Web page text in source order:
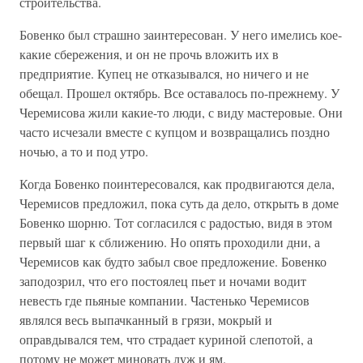
Бовенко был страшно заинтересован. У него имелись кое-
какие сбережения, и он не прочь вложить их в
предприятие. Купец не отказывался, но ничего и не
обещал. Прошел октябрь. Все оставалось по-прежнему. У
Черемисова жили какие-то люди, с виду мастеровые. Они
часто исчезали вместе с купцом и возвращались поздно
ночью, а то и под утро.
Когда Бовенко поинтересовался, как продвигаются дела,
Черемисов предложил, пока суть да дело, открыть в доме
Бовенко шорню. Тот согласился с радостью, видя в этом
первый шаг к сближению. Но опять проходили дни, а
Черемисов как будто забыл свое предложение. Бовенко
заподозрил, что его постоялец пьет и ночами водит
невесть где пьяные компании. Частенько Черемисов
являлся весь выпачканный в грязи, мокрый и
оправдывался тем, что страдает куриной слепотой, а
потому не может миновать луж и ям.